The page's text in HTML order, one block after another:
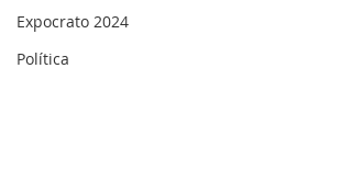
Expocrato 2024
Política